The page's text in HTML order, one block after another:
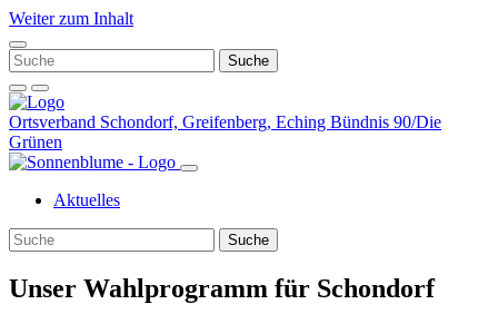
Weiter zum Inhalt
Ortsverband Schondorf, Greifenberg, Eching Bündnis 90/Die
Grünen
Aktuelles
Unser Wahlprogramm für Schondorf